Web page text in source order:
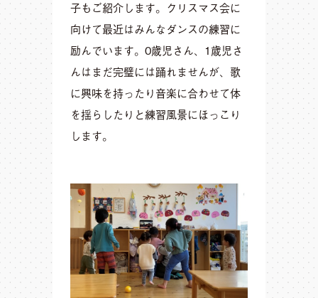
子もご紹介します。クリスマス会に
向けて最近はみんなダンスの練習に
励んでいます。0歳児さん、1歳児さ
んはまだ完璧には踊れませんが、歌
に興味を持ったり音楽に合わせて体
を揺らしたりと練習風景にほっこり
します。